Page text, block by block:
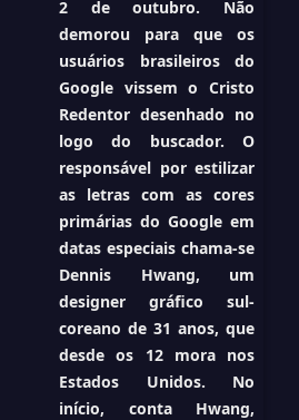
2 de outubro. Não
demorou para que os
usuários brasileiros do
Google vissem o Cristo
Redentor desenhado no
logo do buscador. O
responsável por estilizar
as letras com as cores
primárias do Google em
datas especiais chama-se
Dennis Hwang, um
designer gráfico sul-
coreano de 31 anos, que
desde os 12 mora nos
Estados Unidos. No
início, conta Hwang,